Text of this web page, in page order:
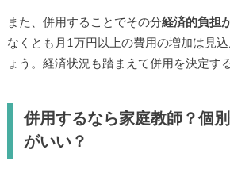
また、併用することでその分経済的負担
なくとも月1万円以上の費用の増加は見
ょう。経済状況も踏まえて併用を決定す
併用するなら家庭教師？個
がいい？